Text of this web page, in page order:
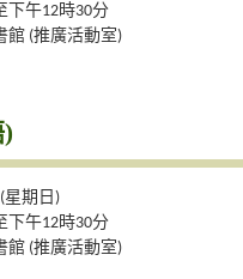
下午12時30分
館 (推廣活動室)
星期日)
下午12時30分
館 (推廣活動室)